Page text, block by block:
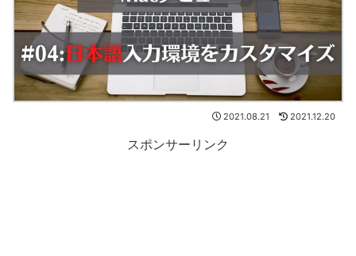
2021.08.21 2021.12.20
スポンサーリンク